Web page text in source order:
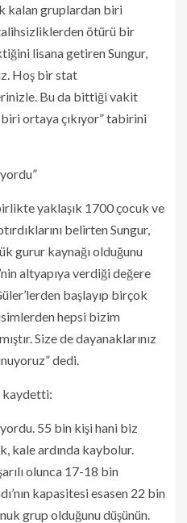
kalan gruplardan biri
ötürü bir
lisana getiren Sungur,
Hoş bir stat
Bu da bittiği vakit
ortaya çıkıyor” tabirini
yaklaşık 1700 çocuk ve
belirten Sungur,
gurur kaynağı olduğunu
altyapıya verdiği değere
başlayıp birçok
hepsi bizim
Size de dayanaklarınız
dedi.
kaydetti:
55 bin kişi hani biz
kale ardında kaybolur.
olunca 17-18 bin
kapasitesi esasen 22 bin
grup olduğunu düşünün.